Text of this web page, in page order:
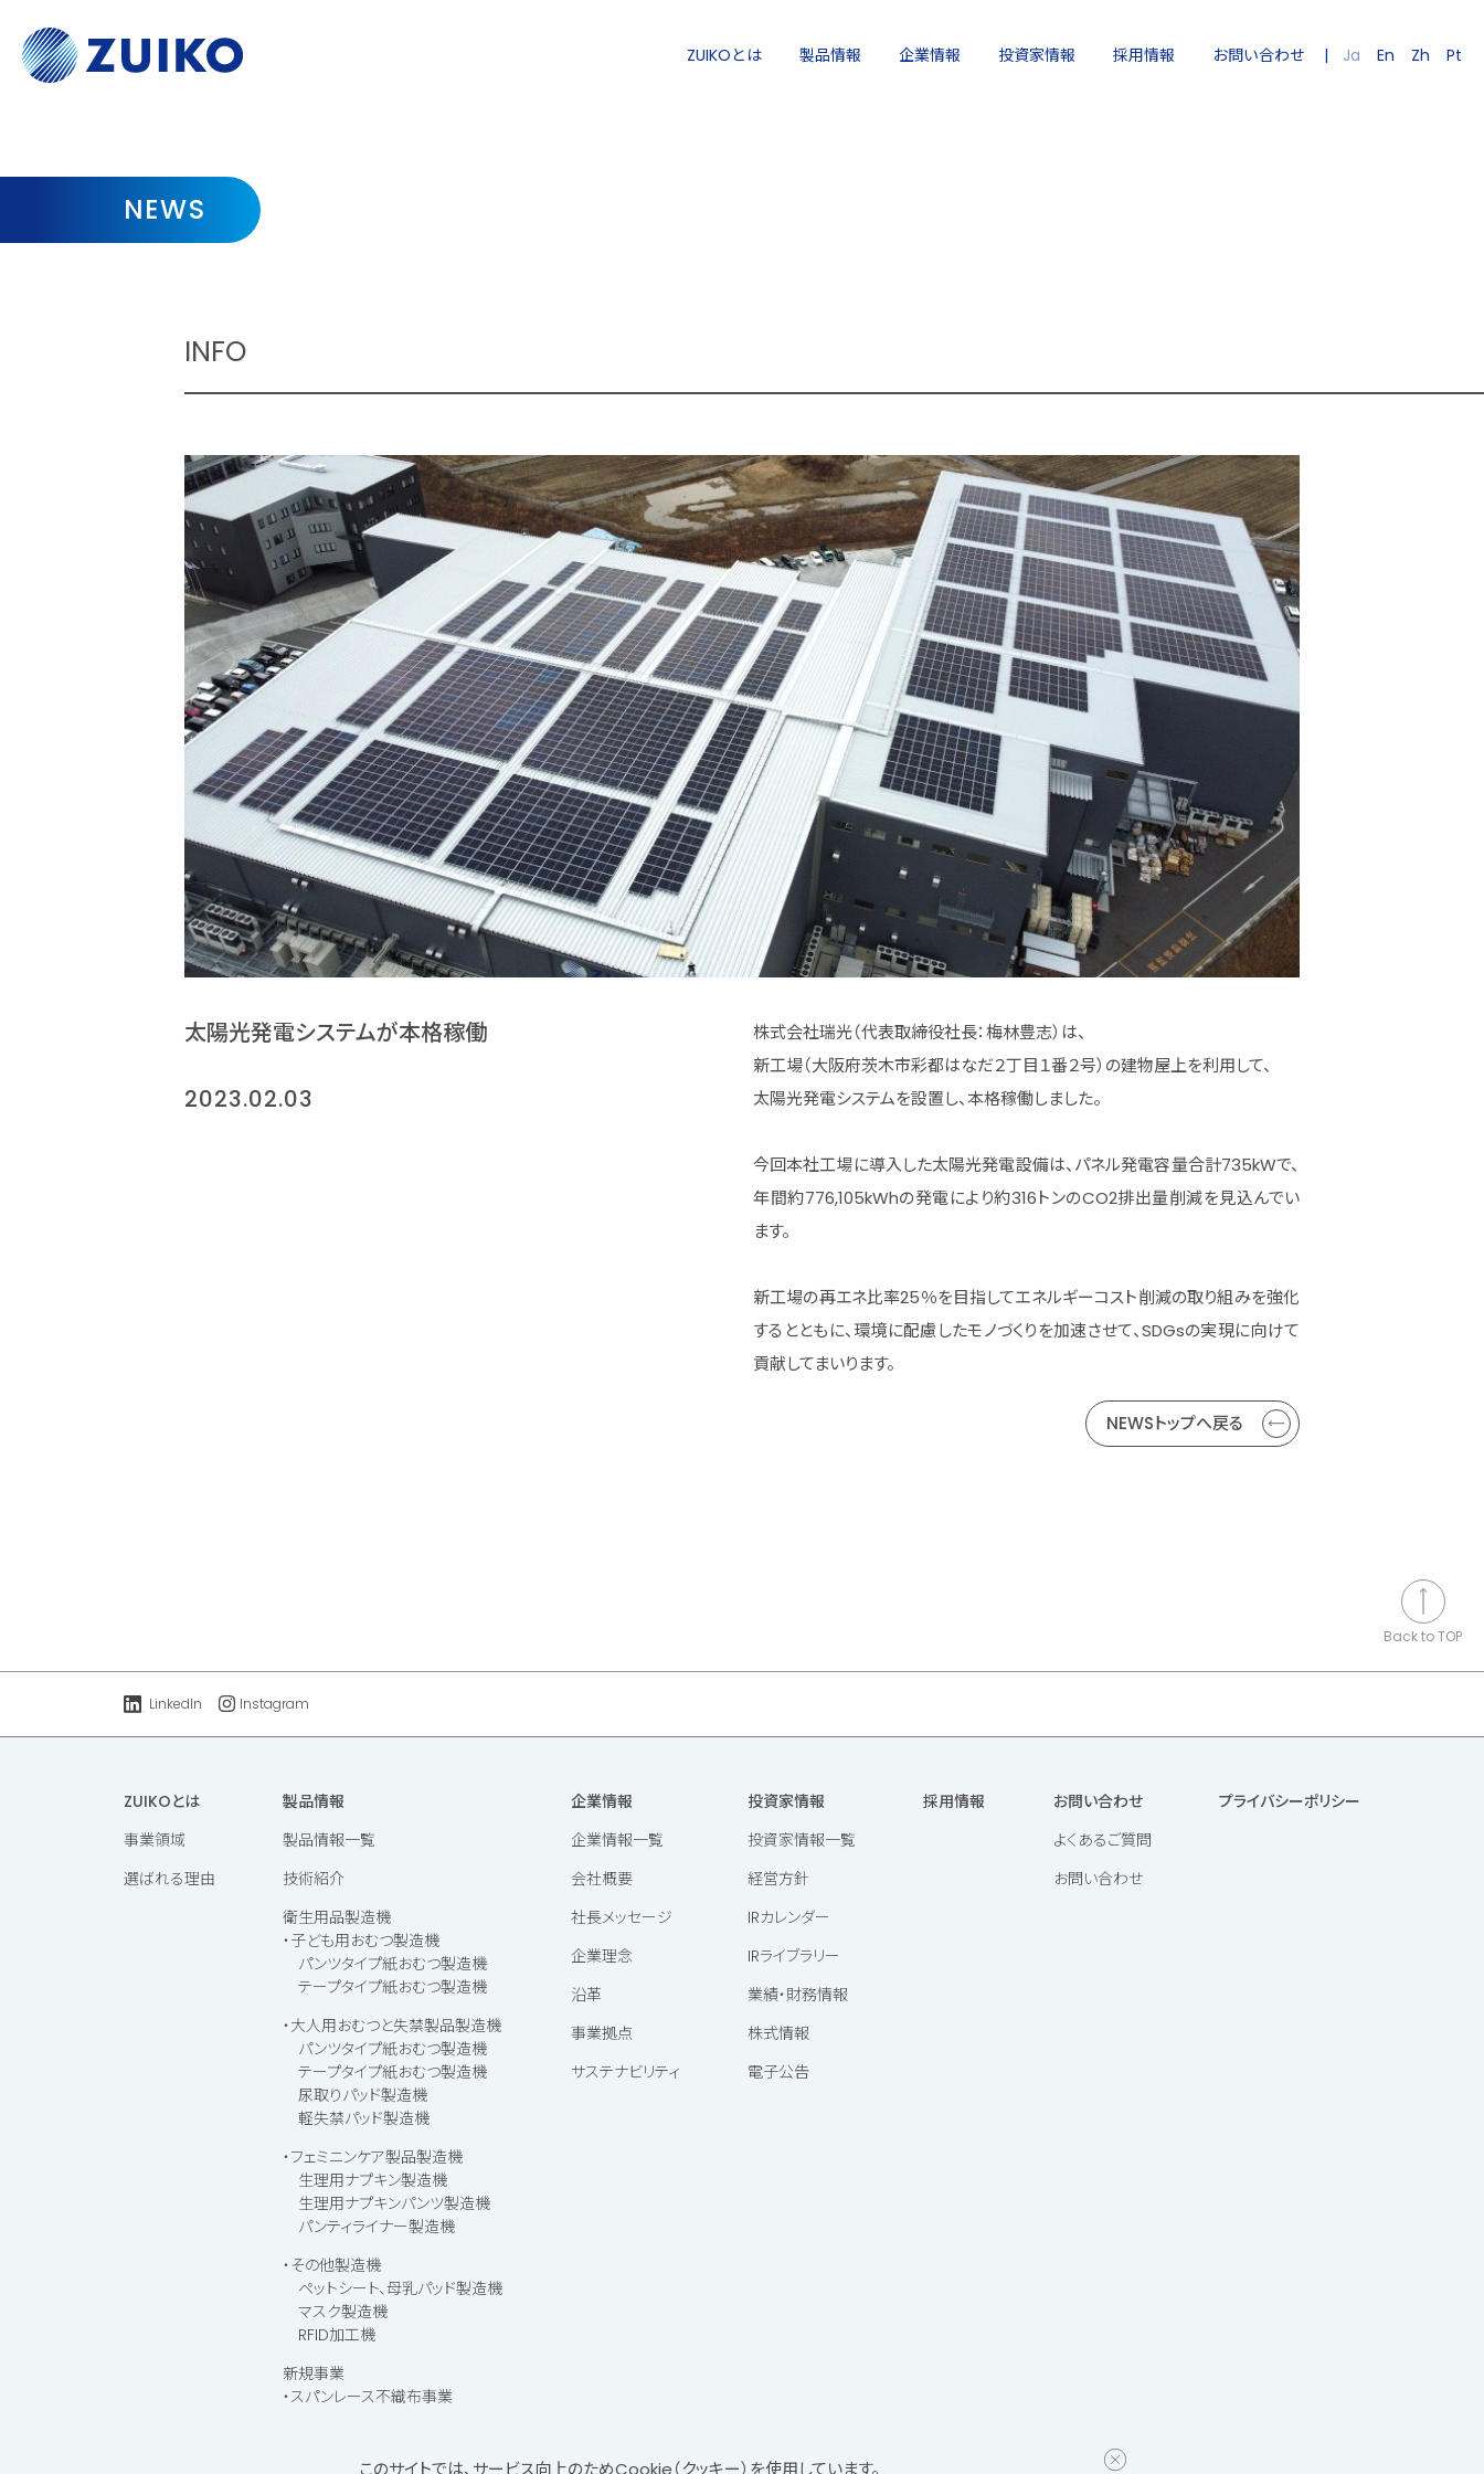
ZUIKOとは 製品情報 企業情報 投資家情報 採用情報 お問い合わせ Ja En Zh Pt
NEWS
INFO
太陽光発電システムが本格稼働
2023.02.03
株式会社瑞光（代表取締役社長：梅林豊志）は、
新工場（大阪府茨木市彩都はなだ２丁目１番２号）の建物屋上を利用して、
太陽光発電システムを設置し、本格稼働しました。
今回本社工場に導入した太陽光発電設備は、パネル発電容量合計735kWで、
年間約776,105kWhの発電により約316トンのCO2排出量削減を見込んでい
ます。
新工場の再エネ比率25％を目指してエネルギーコスト削減の取り組みを強化
するとともに、環境に配慮したモノづくりを加速させて、SDGsの実現に向けて
貢献してまいります。
NEWSトップへ戻る
Back to TOP
このサイトでは、サービス向上のためCookie（クッキー）を使用しています。
LinkedIn Instagram
ZUIKOとは
事業領域
選ばれる理由
製品情報
製品情報一覧
技術紹介
衛生用品製造機
・子ども用おむつ製造機
パンツタイプ紙おむつ製造機
テープタイプ紙おむつ製造機
・大人用おむつと失禁製品製造機
パンツタイプ紙おむつ製造機
テープタイプ紙おむつ製造機
尿取りパッド製造機
軽失禁パッド製造機
・フェミニンケア製品製造機
生理用ナプキン製造機
生理用ナプキンパンツ製造機
パンティライナー製造機
・その他製造機
ペットシート、母乳パッド製造機
マスク製造機
RFID加工機
新規事業
・スパンレース不織布事業
企業情報
企業情報一覧
会社概要
社長メッセージ
企業理念
沿革
事業拠点
サステナビリティ
投資家情報
投資家情報一覧
経営方針
IRカレンダー
IRライブラリー
業績・財務情報
株式情報
電子公告
採用情報
お問い合わせ
よくあるご質問
お問い合わせ
プライバシーポリシー